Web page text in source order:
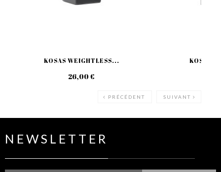
KOSAS WEIGHTLESS...
26,00 €
KOSAS
PRÉCÉDENT SUIVANT
NEWSLETTER